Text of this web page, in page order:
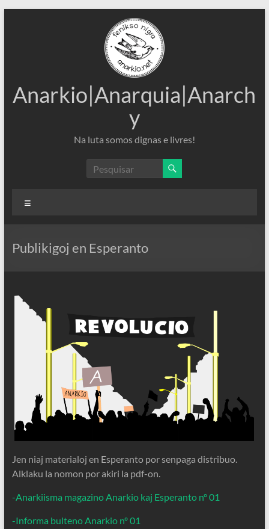
Anarkio|Anarquia|Anarch
y
Na luta somos dignas e livres!
Publikigoj en Esperanto
Jen niaj materialoj en Esperanto por senpaga distribuo.
Alklaku la nomon por akiri la pdf-on.
-Anarkiisma magazino Anarkio kaj Esperanto nº 01
-Informa bulteno Anarkio nº 01